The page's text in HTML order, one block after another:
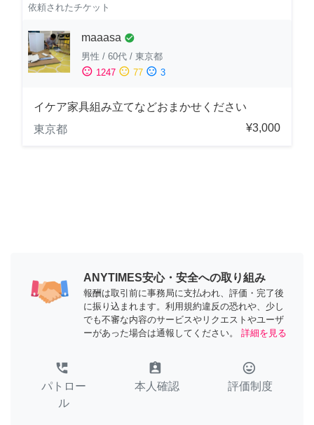
依頼されたチケット
maaasa check_circle
男性 / 60代 / 東京都
sentiment_satisfied 1247 sentiment_neutral 77 sentiment_dissatisfied 3
イケア家具組み立てなどおまかせください
東京都
¥3,000
ANYTIMES安心・安全への取り組み
報酬は取引前に事務局に支払われ、評価・完了後
に振り込まれます。利用規約違反の恐れや、少し
でも不審な内容のサービスやリクエストやユーザ
ーがあった場合は通報してください。
詳細を見る
perm_phone_msg
パトロー
ル
assignment_ind
本人確認
tag_faces
評価制度